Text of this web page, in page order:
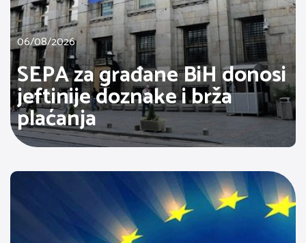
06/08/2026
SEPA za građane BiH donosi
jeftinije doznake i brža
plaćanja